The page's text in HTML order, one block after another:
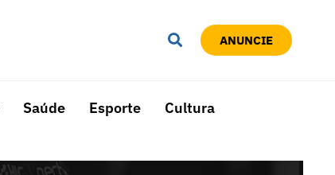
ANUNCIE
Saúde Esporte Cultura